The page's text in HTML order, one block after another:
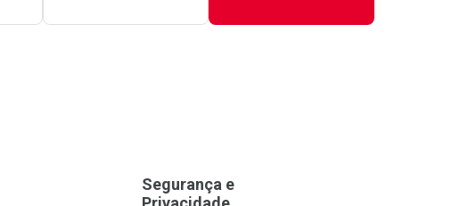
Segurança e